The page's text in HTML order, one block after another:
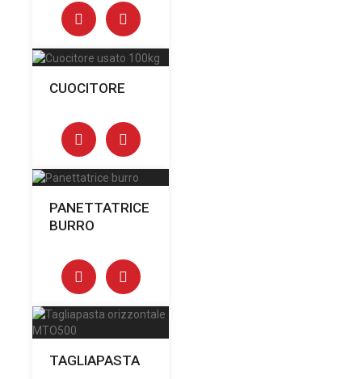
CUOCITORE
PANETTATRICE
BURRO
TAGLIAPASTA